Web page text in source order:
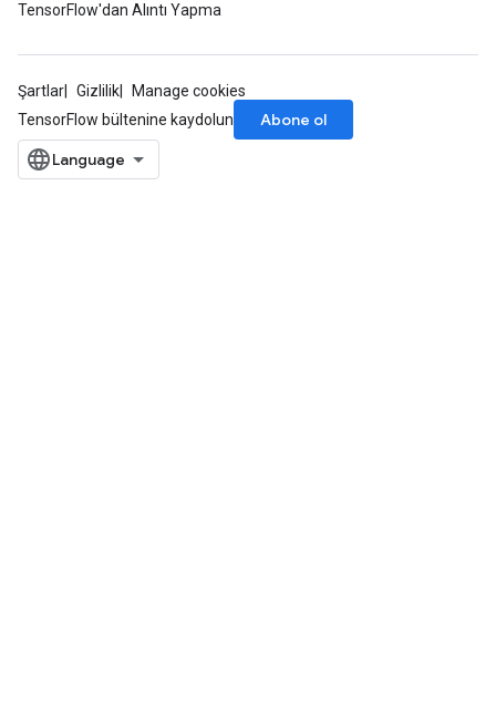
TensorFlow'dan Alıntı Yapma
Şartlar Gizlilik
Manage cookies
TensorFlow bültenine kaydolun
Abone ol